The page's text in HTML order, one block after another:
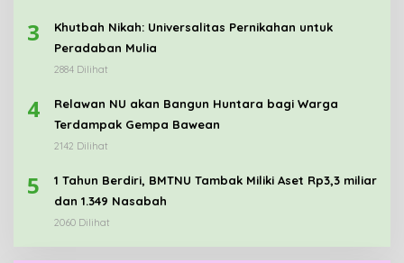
3
Khutbah Nikah: Universalitas Pernikahan untuk
Peradaban Mulia
2884 Dilihat
4
Relawan NU akan Bangun Huntara bagi Warga
Terdampak Gempa Bawean
2142 Dilihat
5
1 Tahun Berdiri, BMTNU Tambak Miliki Aset Rp3,3 miliar
dan 1.349 Nasabah
2060 Dilihat